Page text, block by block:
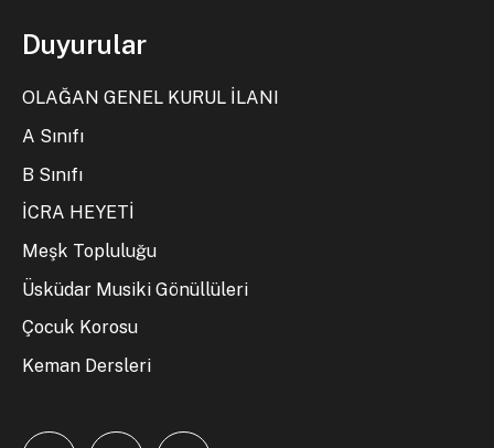
Duyurular
OLAĞAN GENEL KURUL İLANI
A Sınıfı
B Sınıfı
İCRA HEYETİ
Meşk Topluluğu
Üsküdar Musiki Gönüllüleri
Çocuk Korosu
Keman Dersleri